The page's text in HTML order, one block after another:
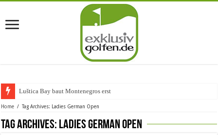
Luštica Bay baut Montenegros erste Go
Home / Tag Archives: Ladies German Open
Tag Archives: Ladies German Open